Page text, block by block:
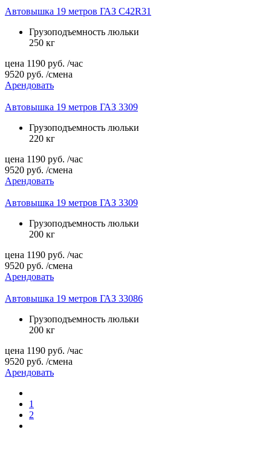
Автовышка 19 метров ГАЗ C42R31
Грузоподъемность люльки
250 кг
цена 1190 руб. /час
9520 руб. /смена
Арендовать
Автовышка 19 метров ГАЗ 3309
Грузоподъемность люльки
220 кг
цена 1190 руб. /час
9520 руб. /смена
Арендовать
Автовышка 19 метров ГАЗ 3309
Грузоподъемность люльки
200 кг
цена 1190 руб. /час
9520 руб. /смена
Арендовать
Автовышка 19 метров ГАЗ 33086
Грузоподъемность люльки
200 кг
цена 1190 руб. /час
9520 руб. /смена
Арендовать
1
2